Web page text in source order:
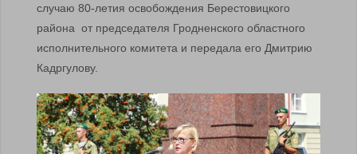
случаю 80-летия освобождения Берестовицкого
района от председателя Гродненского областного
исполнительного комитета и передала его Дмитрию
Кадргулову.